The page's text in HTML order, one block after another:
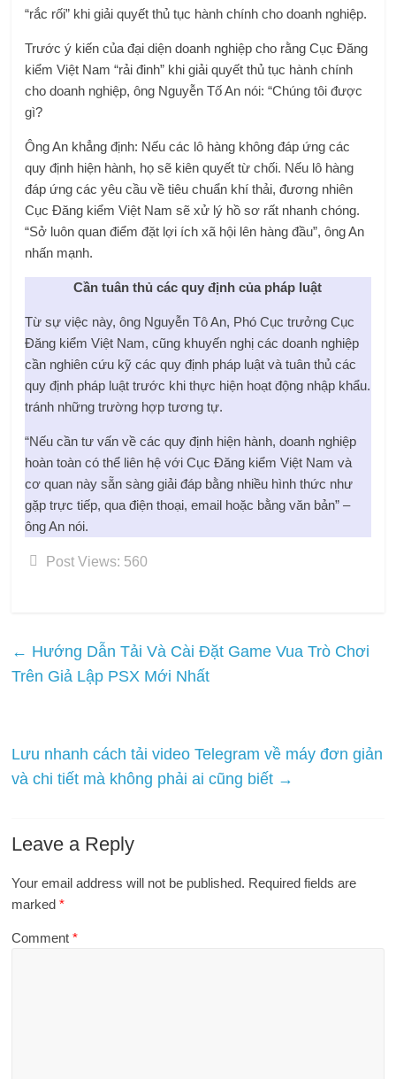
“rắc rối” khi giải quyết thủ tục hành chính cho doanh nghiệp.
Trước ý kiến ​​của đại diện doanh nghiệp cho rằng Cục Đăng
kiểm Việt Nam “rải đinh” khi giải quyết thủ tục hành chính
cho doanh nghiệp, ông Nguyễn Tố An nói: “Chúng tôi được
gì?
Ông An khẳng định: Nếu các lô hàng không đáp ứng các
quy định hiện hành, họ sẽ kiên quyết từ chối. Nếu lô hàng
đáp ứng các yêu cầu về tiêu chuẩn khí thải, đương nhiên
Cục Đăng kiểm Việt Nam sẽ xử lý hồ sơ rất nhanh chóng.
“Sở luôn quan điểm đặt lợi ích xã hội lên hàng đầu”, ông An
nhấn mạnh.
Cần tuân thủ các quy định của pháp luật
Từ sự việc này, ông Nguyễn Tô An, Phó Cục trưởng Cục
Đăng kiểm Việt Nam, cũng khuyến nghị các doanh nghiệp
cần nghiên cứu kỹ các quy định pháp luật và tuân thủ các
quy định pháp luật trước khi thực hiện hoạt động nhập khẩu.
tránh những trường hợp tương tự.
“Nếu cần tư vấn về các quy định hiện hành, doanh nghiệp
hoàn toàn có thể liên hệ với Cục Đăng kiểm Việt Nam và
cơ quan này sẵn sàng giải đáp bằng nhiều hình thức như
gặp trực tiếp, qua điện thoại, email hoặc bằng văn bản” –
ông An nói.
Post Views: 560
← Hướng Dẫn Tải Và Cài Đặt Game Vua Trò Chơi
Trên Giả Lập PSX Mới Nhất
Lưu nhanh cách tải video Telegram về máy đơn giản
và chi tiết mà không phải ai cũng biết →
Leave a Reply
Your email address will not be published. Required fields are
marked*
Comment*